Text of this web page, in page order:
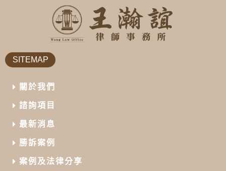
SITEMAP
關於我們
諮詢項目
最新消息
勝訴案例
案例及法律分享